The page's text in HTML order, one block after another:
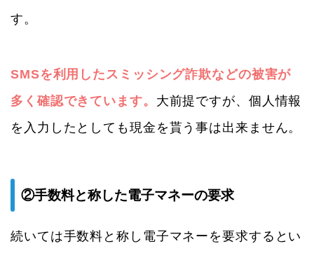
す。
SMSを利用したスミッシング詐欺などの被害が
多く確認できています。 大前提ですが、個人情報
を入力したとしても現金を貰う事は出来ません。
②手数料と称した電子マネーの要求
続いては手数料と称し電子マネーを要求するとい